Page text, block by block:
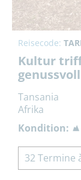
Reisecode:
Kultur
Tansania
Afrika
Kondition:
32 Termine